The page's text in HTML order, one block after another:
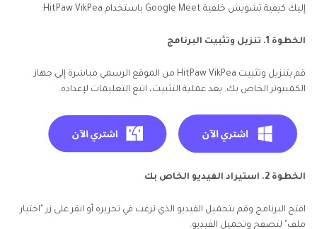
إليك كيفية تشويش خلفية Google Meet باستخدام HitPaw VikPea:
الخطوة 1. تنزيل وتثبيت البرنامج
قم بتنزيل وتثبيت HitPaw VikPea من الموقع الرسمي مباشرة إلى جهاز
الكمبيوتر الخاص بك. بعد عملية التثبيت، اتبع التعليمات لإعداده.
الخطوة 2. استيراد الفيديو الخاص بك
افتح البرنامج وقم بتحميل الفيديو الذي ترغب في تحريره أو انقر على زر "اختيار
ملف" لتصفح وتحميل الفيديو.